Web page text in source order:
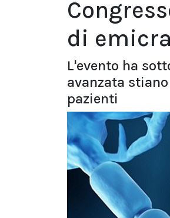
di
L'evento ha
avanzata
pazienti